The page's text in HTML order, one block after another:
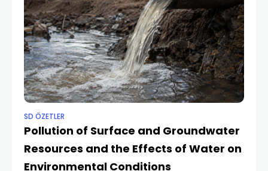
SD ÖZETLER
Pollution of Surface and Groundwater
Resources and the Effects of Water on
Environmental Conditions